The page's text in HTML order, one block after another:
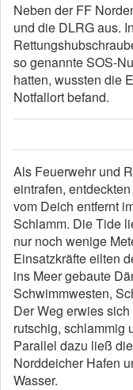
Neben der FF
und die DLRG aus.
so genannte SOS-
hatten, wussten die
Notfallort befand.
Als Feuerwehr und
eintrafen,
vom Deich entfernt
Schlamm. Die Tide
nur noch wenige
Einsatzkräfte eilten
ins Meer gebaute
Schwimmwesten,
Der Weg erwies
rutschig, schlammig
Parallel dazu ließ
Norddeicher Hafen
Wasser.